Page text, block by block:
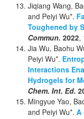
Jiqiang Wang,
and Peiyi Wu*.
Toughened by
Commun. 2022,
Jia Wu, Baohu
Peiyi Wu*.
Interactions
Hydrogels for
Chem. Int. Ed.
Mingyue Yao,
and Peiyi Wu*. A